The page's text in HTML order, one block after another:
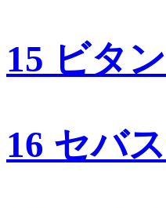
15 ビタ
16 セバ